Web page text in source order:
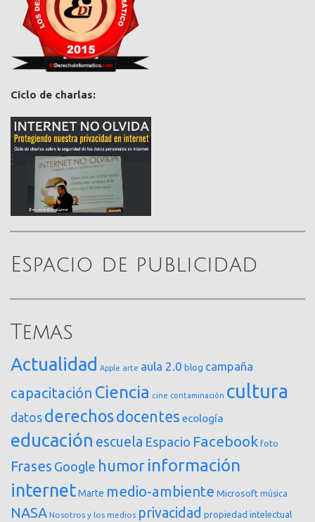
Ciclo de charlas:
Espacio de publicidad
Temas
Actualidad Apple arte aula 2.0 blog campaña
capacitación Ciencia cine contaminación cultura
datos derechosdocentes ecología
educación escuela Espacio Facebook foto
Frases Google humor información
internetMarte medio-ambiente Microsoft música
NASA Nosotros y los medios privacidad propiedad intelectual